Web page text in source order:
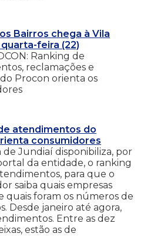
Bairros chega à Vila
feira (22)
Ranking de
reclamações e
Procon orienta os
atendimentos do
consumidores
de Jundiaí disponibiliza, por
da entidade, o ranking
para que o
saiba quais empresas
quais foram os números de
Desde janeiro até agora,
Entre as dez
estão as de